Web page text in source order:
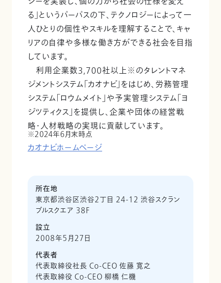
る」というパーパスの下、テクノロジーによって一
人ひとりの個性やスキルを理解することで、キャ
リアの自律や多様な働き方ができる社会を目指
しています。
利用企業数3,700社以上※のタレントマネ
ジメントシステム「カオナビ」をはじめ、労務管理
システム「ロウムメイト」や予実管理システム「ヨ
ジツティクス」を提供し、企業や団体の経営戦
略・人材戦略の実現に貢献しています。
2024年6月末時点
カオナビホームページ
所在地
東京都渋谷区渋谷2丁目 24-12 渋谷スクラン
ブルスクエア 38F
設立
2008年5月27日
代表者
代表取締役社長 Co-CEO 佐藤 寛之
代表取締役 Co-CEO 柳橋 仁機